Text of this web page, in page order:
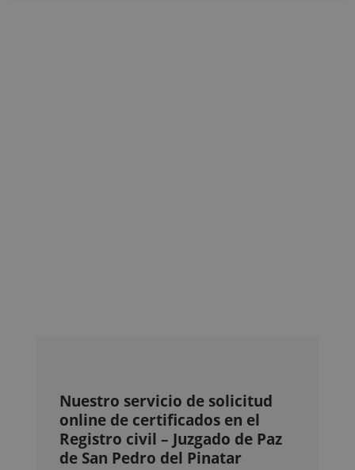
Nuestro servicio de solicitud
online de certificados en el
Registro civil – Juzgado de Paz
de San Pedro del Pinatar